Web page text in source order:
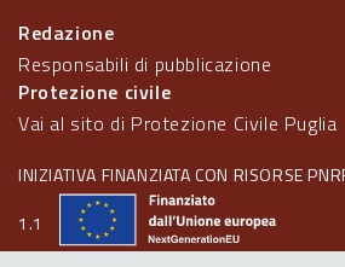
Redazione
Responsabili di pubblicazione
Protezione civile
Vai al sito di Protezione Civile Puglia
INIZIATIVA FINANZIATA CON RISORSE
1.1